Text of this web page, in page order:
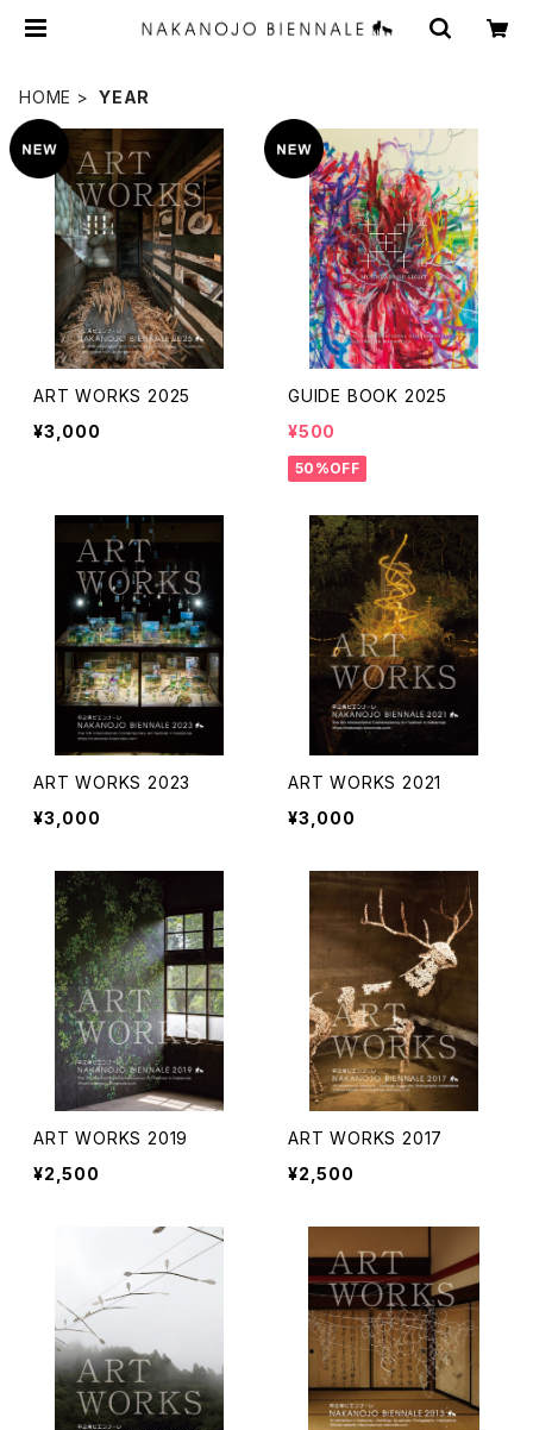
HOME YEAR
ART WORKS 2025
¥3,000
GUIDE BOOK 2025
¥500
50%OFF
ART WORKS 2023
¥3,000
ART WORKS 2021
¥3,000
ART WORKS 2019
¥2,500
ART WORKS 2017
¥2,500